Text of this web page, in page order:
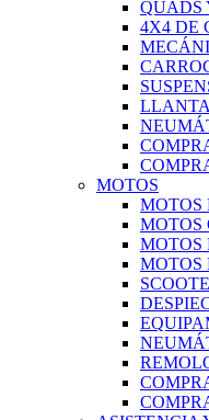
QUADS
4X4 DE
MOTOS
MOTOS
MOTOS
MOTOS
MOTOS